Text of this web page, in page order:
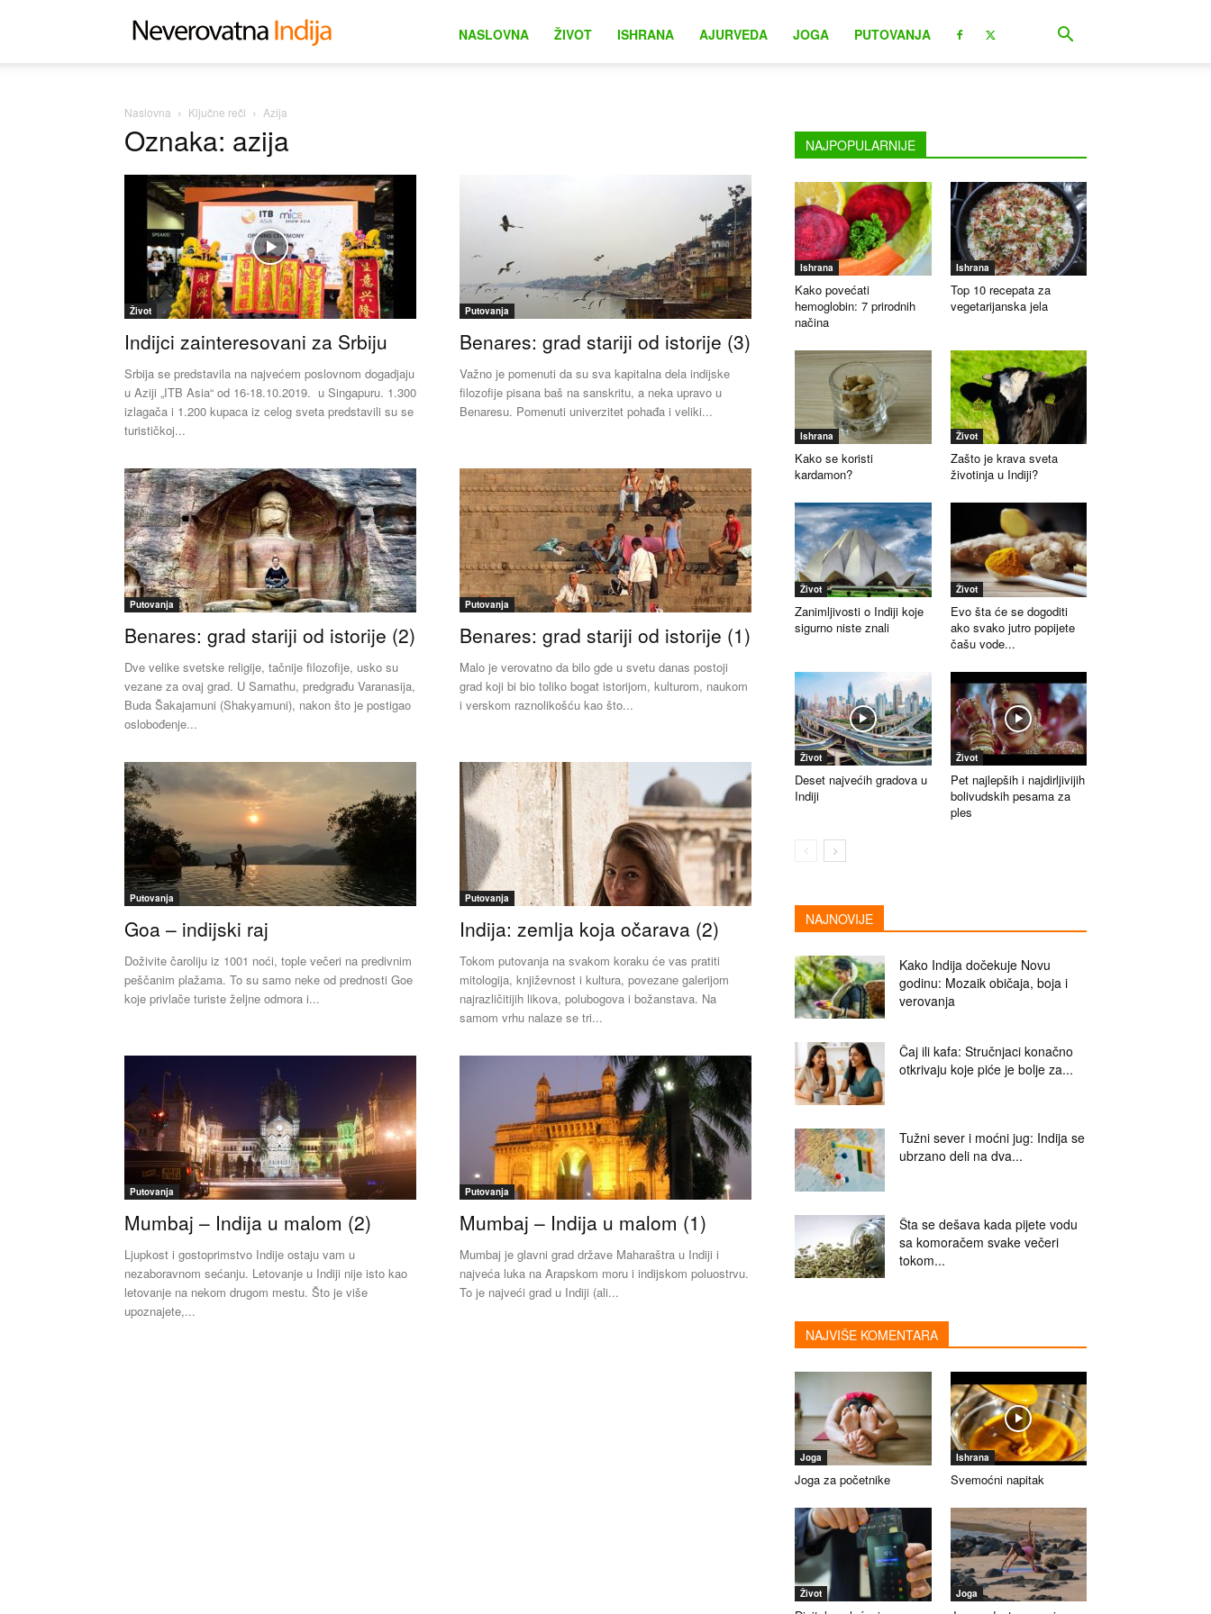
NASLOVNA ŽIVOT ISHRANA AJURVEDA JOGA PUTOVANJA
Naslovna Ključne reči Azija
Oznaka: azija
Život
Indijci zainteresovani za Srbiju
Srbija se predstavila na najvećem poslovnom dogadjaju
u Aziji „ITB Asia“ od 16-18.10.2019. u Singapuru. 1.300
izlagača i 1.200 kupaca iz celog sveta predstavili su se
turističkoj...
Putovanja
Benares: grad stariji od istorije (3)
Važno je pomenuti da su sva kapitalna dela indijske
filozofije pisana baš na sanskritu, a neka upravo u
Benaresu. Pomenuti univerzitet pohađa i veliki...
Putovanja
Benares: grad stariji od istorije (2)
Dve velike svetske religije, tačnije filozofije, usko su
vezane za ovaj grad. U Sarnathu, predgrađu Varanasija,
Buda Šakajamuni (Shakyamuni), nakon što je postigao
oslobođenje...
Putovanja
Benares: grad stariji od istorije (1)
Malo je verovatno da bilo gde u svetu danas postoji
grad koji bi bio toliko bogat istorijom, kulturom, naukom
i verskom raznolikošću kao što...
Putovanja
Goa – indijski raj
Doživite čaroliju iz 1001 noći, tople večeri na predivnim
peščanim plažama. To su samo neke od prednosti Goe
koje privlače turiste željne odmora i...
Putovanja
Indija: zemlja koja očarava (2)
Tokom putovanja na svakom koraku će vas pratiti
mitologija, književnost i kultura, povezane galerijom
najrazličitijih likova, polubogova i božanstava. Na
samom vrhu nalaze se tri...
Putovanja
Mumbaj – Indija u malom (2)
Ljupkost i gostoprimstvo Indije ostaju vam u
nezaboravnom sećanju. Letovanje u Indiji nije isto kao
letovanje na nekom drugom mestu. Što je više
upoznajete,...
Putovanja
Mumbaj – Indija u malom (1)
Mumbaj je glavni grad države Maharaštra u Indiji i
najveća luka na Arapskom moru i indijskom poluostrvu.
To je najveći grad u Indiji (ali...
NAJPOPULARNIJE
Ishrana
Kako povećati
hemoglobin: 7 prirodnih
načina
Ishrana
Top 10 recepata za
vegetarijanska jela
Ishrana
Kako se koristi
kardamon?
Život
Zašto je krava sveta
životinja u Indiji?
Život
Zanimljivosti o Indiji koje
sigurno niste znali
Život
Evo šta će se dogoditi
ako svako jutro popijete
čašu vode...
Život
Deset najvećih gradova u
Indiji
Život
Pet najlepših i najdirljivijih
bolivudskih pesama za
ples
NAJNOVIJE
Kako Indija dočekuje Novu
godinu: Mozaik običaja, boja i
verovanja
Čaj ili kafa: Stručnjaci konačno
otkrivaju koje piće je bolje za...
Tužni sever i moćni jug: Indija se
ubrzano deli na dva...
Šta se dešava kada pijete vodu
sa komoračem svake večeri
tokom...
NAJVIŠE KOMENTARA
Joga
Joga za početnike
Ishrana
Svemoćni napitak
Život Joga